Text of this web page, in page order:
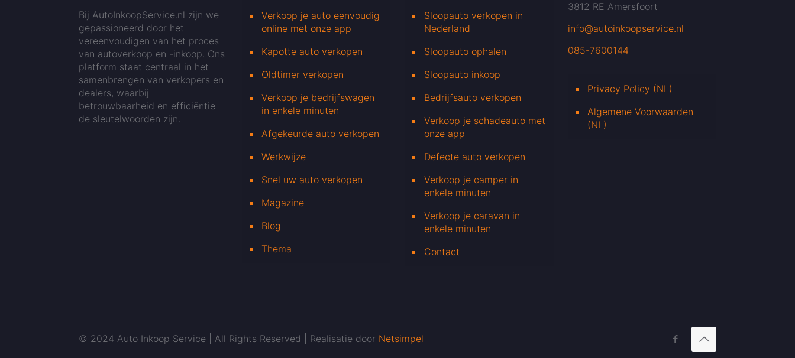
Bij AutoInkoopService.nl zijn we
gepassioneerd door het
vereenvoudigen van het proces
van autoverkoop en -inkoop. Ons
platform staat centraal in het
samenbrengen van verkopers en
dealers, waarbij
betrouwbaarheid en efficiëntie
de sleutelwoorden zijn.
Verkoop je auto eenvoudig
online met onze app
Kapotte auto verkopen
Oldtimer verkopen
Verkoop je bedrijfswagen
in enkele minuten
Afgekeurde auto verkopen
Werkwijze
Snel uw auto verkopen
Magazine
Blog
Thema
Sloopauto verkopen in
Nederland
Sloopauto ophalen
Sloopauto inkoop
Bedrijfsauto verkopen
Verkoop je schadeauto met
onze app
Defecte auto verkopen
Verkoop je camper in
enkele minuten
Verkoop je caravan in
enkele minuten
Contact
3812 RE Amersfoort
info@autoinkoopservice.nl
085-7600144
Privacy Policy (NL)
Algemene Voorwaarden
(NL)
© 2024 Auto Inkoop Service | All Rights Reserved | Realisatie door Netsimpel